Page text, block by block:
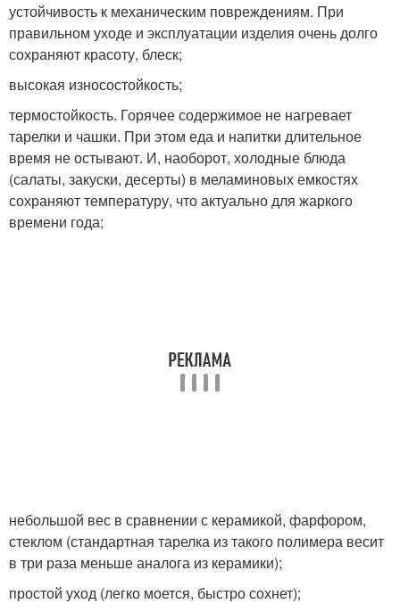
устойчивость к механическим повреждениям. При
правильном уходе и эксплуатации изделия очень долго
сохраняют красоту, блеск;
высокая износостойкость;
термостойкость. Горячее содержимое не нагревает
тарелки и чашки. При этом еда и напитки длительное
время не остывают. И, наоборот, холодные блюда
(салаты, закуски, десерты) в меламиновых емкостях
сохраняют температуру, что актуально для жаркого
времени года;
небольшой вес в сравнении с керамикой, фарфором,
стеклом (стандартная тарелка из такого полимера весит
в три раза меньше аналога из керамики);
простой уход (легко моется, быстро сохнет);